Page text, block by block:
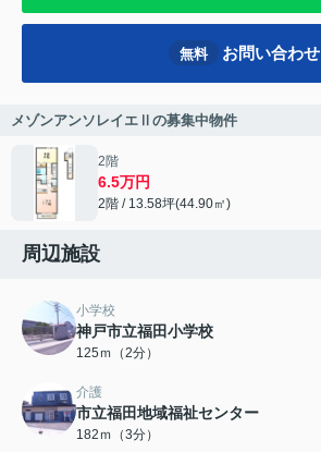
無料 お問い合わせ
メゾンアンソレイエⅡの募集中物件
2階
6.5万円
2階 / 13.58坪(44.90㎡)
周辺施設
小学校
神戸市立福田小学校
125ｍ（2分）
介護
市立福田地域福祉センター
182ｍ（3分）